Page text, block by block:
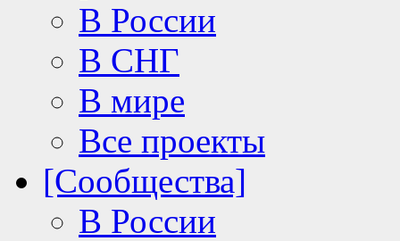
В России
В СНГ
В мире
Все проекты
[Сообщества]
В России